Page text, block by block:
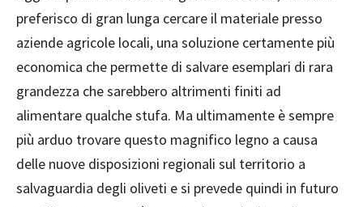
preferisco di gran lunga cercare il materiale presso
aziende agricole locali, una soluzione certamente più
economica che permette di salvare esemplari di rara
grandezza che sarebbero altrimenti finiti ad
alimentare qualche stufa. Ma ultimamente è sempre
più arduo trovare questo magnifico legno a causa
delle nuove disposizioni regionali sul territorio a
salvaguardia degli oliveti e si prevede quindi in futuro